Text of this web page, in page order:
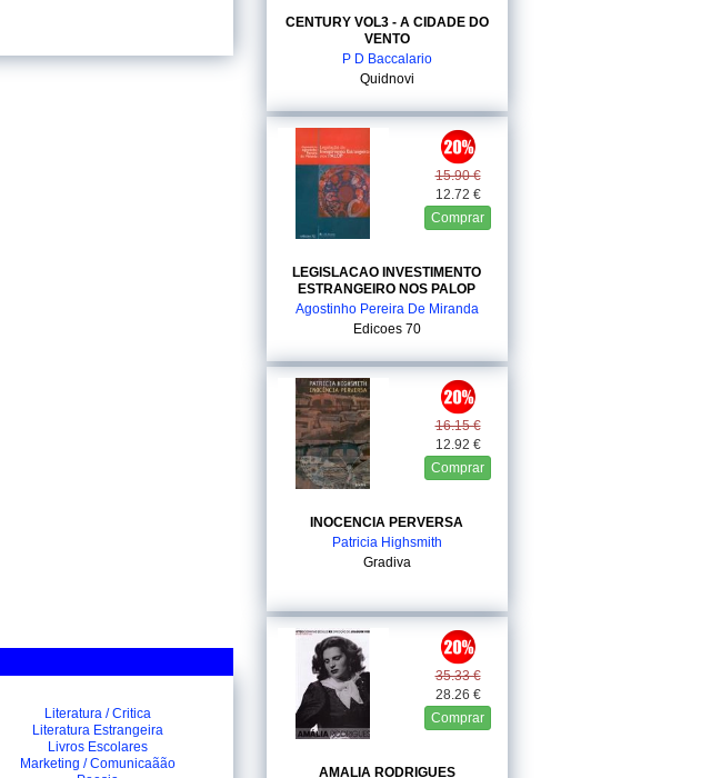
Literatura / Critica
Literatura Estrangeira
Livros Escolares
Marketing / Comunicaãão
CENTURY VOL3 - A CIDADE DO
VENTO
P D Baccalario
Quidnovi
15.90 €
12.72 €
Comprar
LEGISLACAO INVESTIMENTO
ESTRANGEIRO NOS PALOP
Agostinho Pereira De Miranda
Edicoes 70
16.15 €
12.92 €
Comprar
INOCENCIA PERVERSA
Patricia Highsmith
Gradiva
35.33 €
28.26 €
Comprar
AMALIA RODRIGUES